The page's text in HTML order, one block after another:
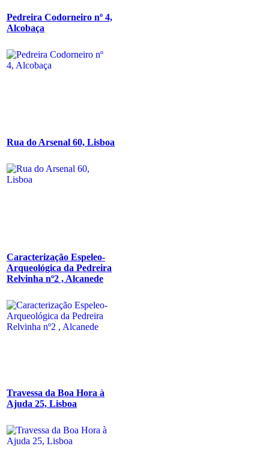
Pedreira Codorneiro nº 4,
Alcobaça
Rua do Arsenal 60, Lisboa
Caracterização Espeleo-
Arqueológica da Pedreira
Relvinha nº2 , Alcanede
Travessa da Boa Hora à
Ajuda 25, Lisboa